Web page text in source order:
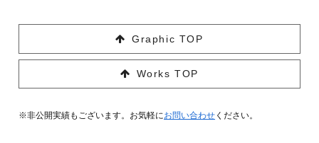
Graphic TOP
Works TOP
※非公開実績もございます。お気軽にお問い合わせ ください。